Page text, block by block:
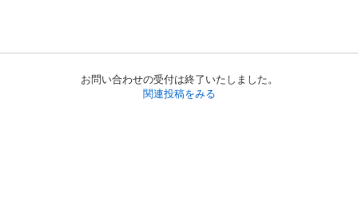
お問い合わせの受付は終了いたしました。
関連投稿をみる